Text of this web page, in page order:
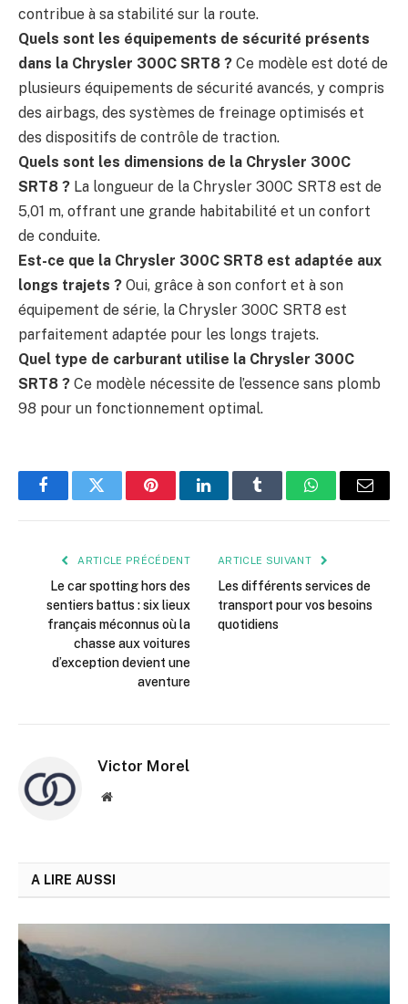
contribue à sa stabilité sur la route.
Quels sont les équipements de sécurité présents
dans la Chrysler 300C SRT8 ? Ce modèle est doté de
plusieurs équipements de sécurité avancés, y compris
des airbags, des systèmes de freinage optimisés et
des dispositifs de contrôle de traction.
Quels sont les dimensions de la Chrysler 300C
SRT8 ? La longueur de la Chrysler 300C SRT8 est de
5,01 m, offrant une grande habitabilité et un confort
de conduite.
Est-ce que la Chrysler 300C SRT8 est adaptée aux
longs trajets ? Oui, grâce à son confort et à son
équipement de série, la Chrysler 300C SRT8 est
parfaitement adaptée pour les longs trajets.
Quel type de carburant utilise la Chrysler 300C
SRT8 ? Ce modèle nécessite de l’essence sans plomb
98 pour un fonctionnement optimal.
FacebookTwitter PinterestLinkedInTumblr WhatsApp
E-
ARTICLE PRÉCÉDENT
Le car spotting hors des
sentiers battus : six lieux
français méconnus où la
chasse aux voitures
d’exception devient une
aventure
ARTICLE SUIVANT
Les différents services de
transport pour vos besoins
quotidiens
Victor Morel
Site
A LIRE AUSSI